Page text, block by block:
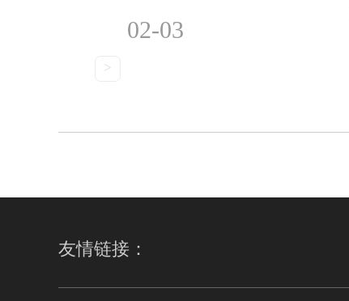
02-03
>
友情链接：